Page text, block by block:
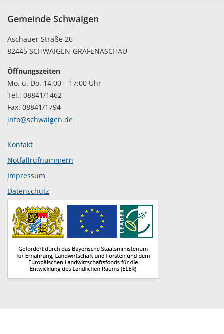
Gemeinde Schwaigen
Aschauer Straße 26
82445 SCHWAIGEN-GRAFENASCHAU
Öffnungszeiten
Mo. u. Do. 14:00 – 17:00 Uhr
Tel.: 08841/1462
Fax: 08841/1794
info@schwaigen.de
Kontakt
Notfallrufnummern
Impressum
Datenschutz